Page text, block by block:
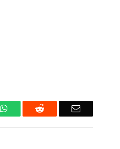
WhatsAppReddit Email